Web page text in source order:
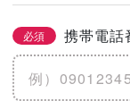
必須 携帯電話